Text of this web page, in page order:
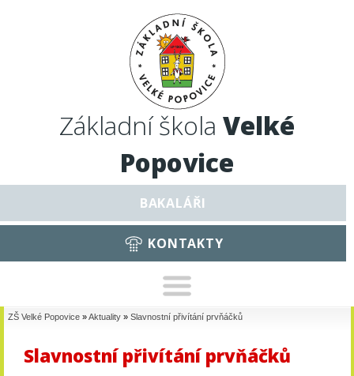
Základní škola Velké
Popovice
BAKALÁŘI
KONTAKTY
ZŠ Velké Popovice » Aktuality » Slavnostní přivítání prvňáčků
Slavnostní přivítání prvňáčků